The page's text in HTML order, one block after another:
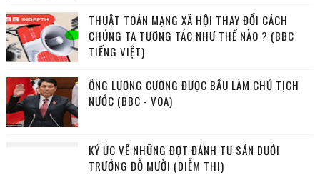
THUẬT TOÁN MẠNG XÃ HỘI THAY ĐỔI CÁCH
CHÚNG TA TƯƠNG TÁC NHƯ THẾ NÀO ? (BBC
TIẾNG VIỆT)
ÔNG LƯƠNG CƯỜNG ĐƯỢC BẦU LÀM CHỦ TỊCH
NƯỚC (BBC - VOA)
KÝ ỨC VỀ NHỮNG ĐỢT ĐÁNH TƯ SẢN DƯỚI
TRƯỚNG ĐỖ MƯỜI (DIỄM THI)